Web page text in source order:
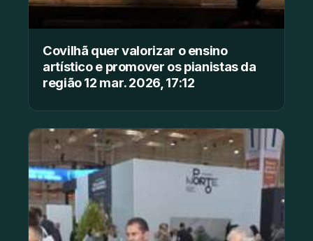
Covilhã quer valorizar o ensino
artístico e promover os pianistas da
região 12 mar. 2026, 17:12